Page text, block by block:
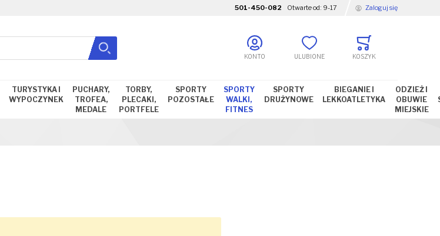
501-450-082 Otwarte od: 9-17 Zaloguj się
Zamknij wyszukiwanie
Szukaj KONTO ULUBIONE KOSZYK
TURYSTYKA I
WYPOCZYNEK
PUCHARY,
TROFEA,
MEDALE
TORBY,
PLECAKI,
PORTFELE
SPORTY
POZOSTAŁE
SPORTY
WALKI,
FITNES
SPORTY
DRUŻYNOWE
BIEGANIE I
LEKKOATLETYKA
ODZIEŻ I
OBUWIE
MIEJSKIE